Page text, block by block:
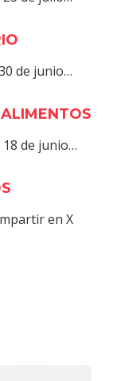
de junio…
18 de junio…
en X